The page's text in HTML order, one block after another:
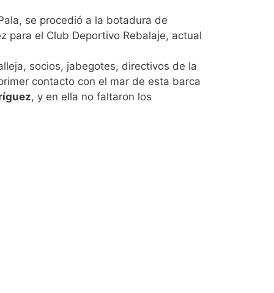
se procedió a la botadura de
para el Club Deportivo Rebalaje, actual
socios, jabegotes, directivos de la
contacto con el mar de esta barca
, y en ella no faltaron los